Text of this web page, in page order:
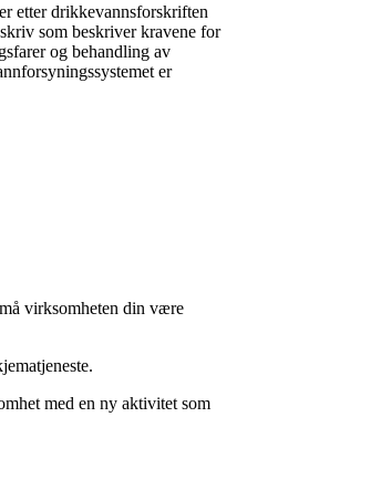
etter drikkevannsforskriften
som beskriver kravene for
og behandling av
er
virksomheten din være
med en ny aktivitet som